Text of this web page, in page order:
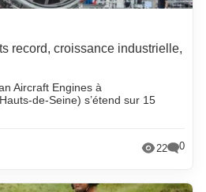
record, croissance industrielle,
Aircraft Engines à
de-Seine) s’étend sur 15
22 0